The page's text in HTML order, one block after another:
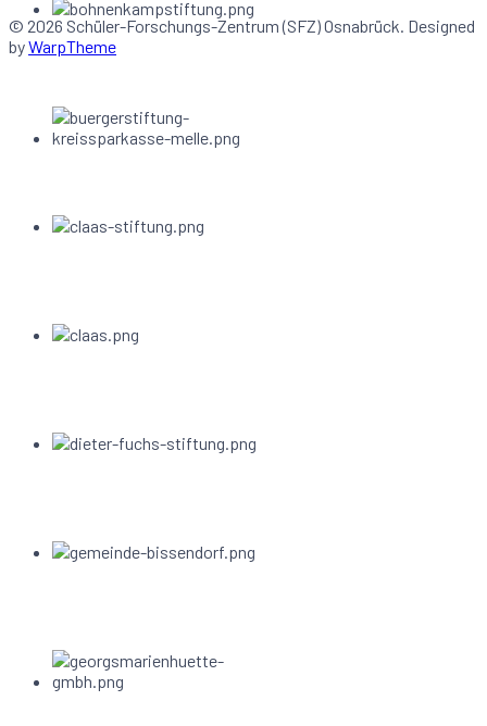
© 2026 Schüler-Forschungs-Zentrum (SFZ) Osnabrück. Designed
byWarpTheme